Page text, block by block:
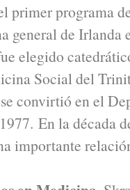
primer programa
general de Irlanda
elegido
Social del
convirtió en el
En la década
importante